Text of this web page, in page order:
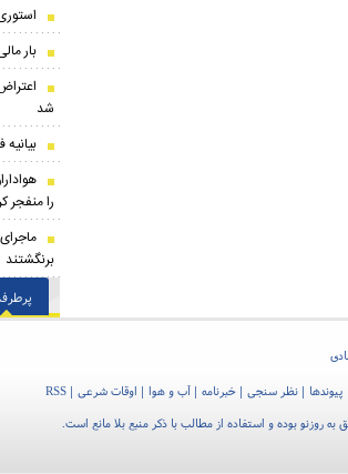
بار
شد
را منفجر
برنگشتند
پیوندها نظر سنجی خبرنامه آب و هوا اوقات شرعی
RSS
روزنو بوده و استفاده از مطالب با ذکر منبع بلا مانع است.